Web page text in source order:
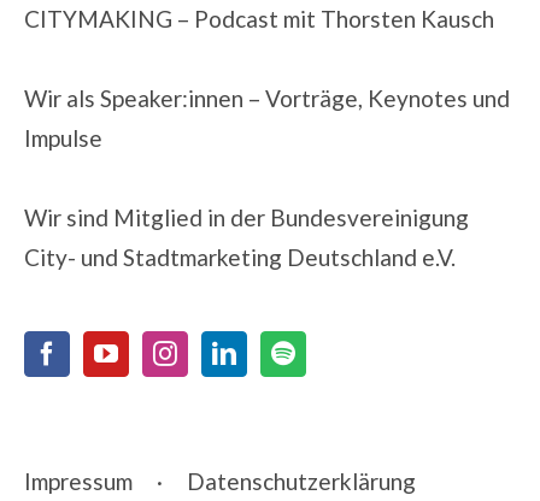
CITYMAKING – Podcast mit Thorsten Kausch
Wir als Speaker:innen – Vorträge, Keynotes und
Impulse
Wir sind Mitglied in der Bundesvereinigung
City- und Stadtmarketing Deutschland e.V.
Impressum · Datenschutzerklärung